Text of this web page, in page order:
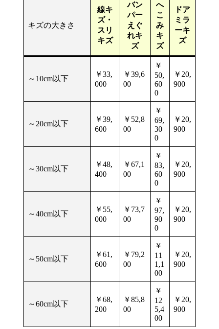
キズの大きさ
線キ
ズ・
スリ
キズ
バン
パー
えぐ
れキ
ズ
へ
こ
み
キ
ズ
ドア
ミラ
ーキ
ズ
～10cm以下
￥33,
000
￥39,6
00
￥
50,
60
0
￥20,
900
～20cm以下
￥39,
600
￥52,8
00
￥
69,
30
0
￥20,
900
～30cm以下
￥48,
400
￥67,1
00
￥
83,
60
0
￥20,
900
～40cm以下
￥55,
000
￥73,7
00
￥
97,
90
0
￥20,
900
～50cm以下
￥61,
600
￥79,2
00
￥
11
1,1
00
￥20,
900
～60cm以下
￥68,
200
￥85,8
00
￥
12
5,4
00
￥20,
900